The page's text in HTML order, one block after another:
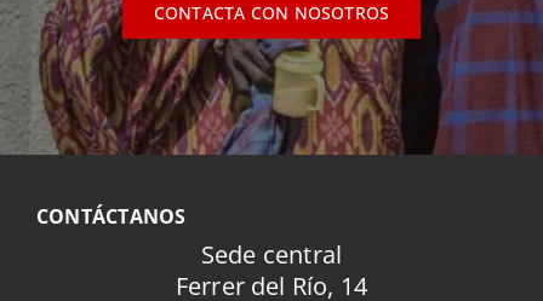
CONTACTA CON NOSOTROS
CONTÁCTANOS
Sede central
Ferrer del Río, 14